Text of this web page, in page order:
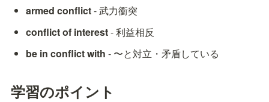
armed conflict - 武力衝突
conflict of interest - 利益相反
be in conflict with - 〜と対立・矛盾している
学習のポイント